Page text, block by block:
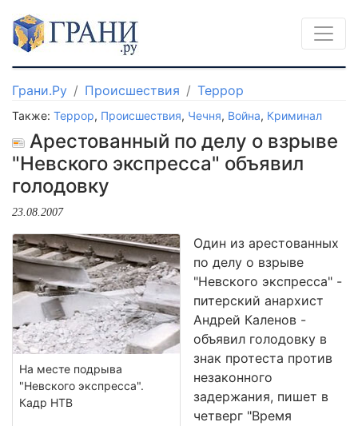
Грани.Ру Происшествия Террор
Также: Террор, Происшествия, Чечня, Война, Криминал
Арестованный по делу о взрыве
"Невского экспресса" объявил
голодовку
23.08.2007
На месте подрыва
"Невского экспресса".
Кадр НТВ
Один из арестованных
по делу о взрыве
"Невского экспресса" -
питерский анархист
Андрей Каленов -
объявил голодовку в
знак протеста против
незаконного
задержания, пишет в
четверг "Время